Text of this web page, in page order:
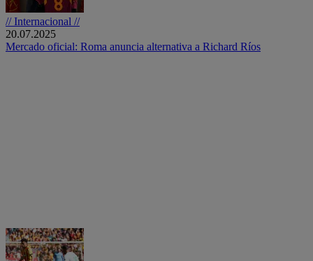
// Internacional //
20.07.2025
Mercado oficial: Roma anuncia alternativa a Richard Ríos